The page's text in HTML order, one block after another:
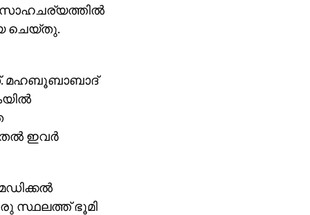
സാഹചര്യത്തില്‍
ചെയ്തു.
മഹബൂബാബാദ്
ഇവര്‍
സ്ഥലത്ത് ഭൂമി